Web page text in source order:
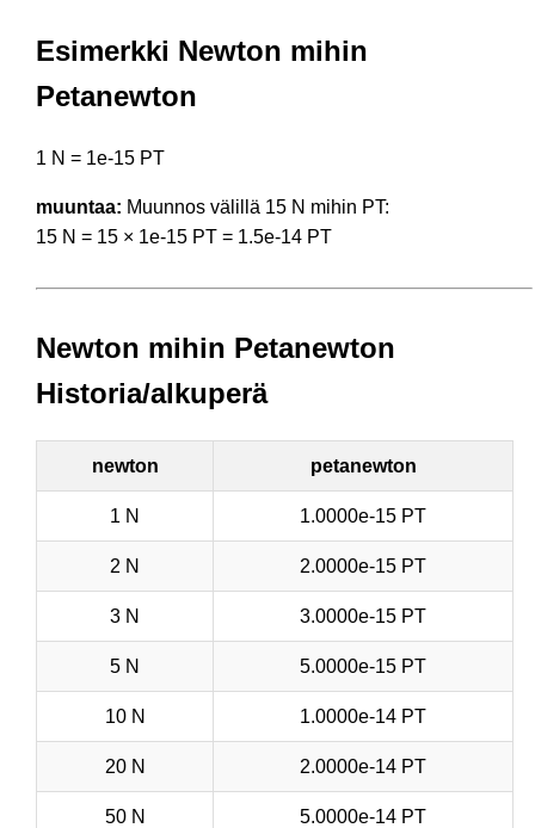
Esimerkki Newton mihin
Petanewton
1 N = 1e-15 PT
muuntaa: Muunnos välillä 15 N mihin PT:
15 N = 15 × 1e-15 PT = 1.5e-14 PT
Newton mihin Petanewton
Historia/alkuperä
newton petanewton
1 N 1.0000e-15 PT
2 N 2.0000e-15 PT
3 N 3.0000e-15 PT
5 N 5.0000e-15 PT
10 N 1.0000e-14 PT
20 N 2.0000e-14 PT
50 N 5.0000e-14 PT